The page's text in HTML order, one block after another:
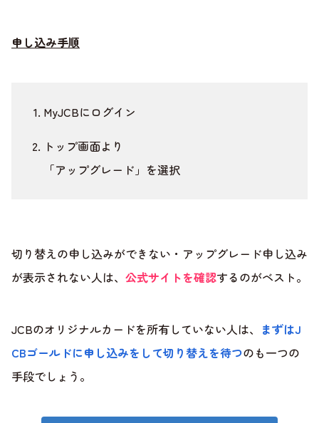
申し込み手順
MyJCBにログイン
トップ画面より
「アップグレード」を選択
切り替えの申し込みができない・アップグレード申し込み
が表示されない人は、 公式サイトを確認するのがベスト。
JCBのオリジナルカードを所有していない人は、 まずはJ
CBゴールドに申し込みをして切り替えを待つのも一つの
手段でしょう。